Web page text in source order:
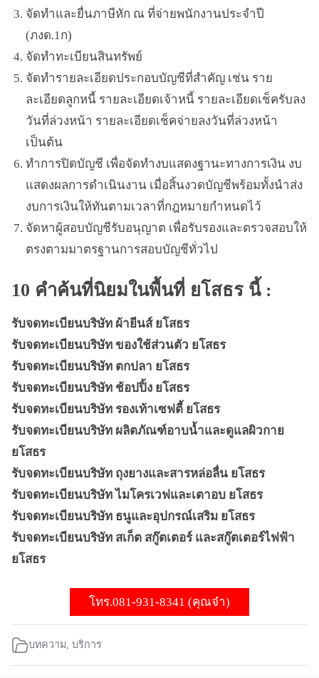
จัดทำและยื่นภาษีหัก ณ ที่จ่ายพนักงานประจำปี
(ภงด.1ก)
จัดทำทะเบียนสินทรัพย์
จัดทำรายละเอียดประกอบบัญชีที่สำคัญ เช่น ราย
ละเอียดลูกหนี้ รายละเอียดเจ้าหนี้ รายละเอียดเช็ครับลง
วันที่ล่วงหน้า รายละเอียดเช็คจ่ายลงวันที่ล่วงหน้า
เป็นต้น
ทำการปิดบัญชี เพื่อจัดทำงบแสดงฐานะทางการเงิน งบ
แสดงผลการดำเนินงาน เมื่อสิ้นงวดบัญชีพร้อมทั้งนำส่ง
งบการเงินให้ทันตามเวลาที่กฎหมายกำหนดไว้
จัดหาผู้สอบบัญชีรับอนุญาต เพื่อรับรองและตรวจสอบให้
ตรงตามมาตรฐานการสอบบัญชีทั่วไป
10 คำค้นที่นิยมในพื้นที่ ยโสธร นี้ :
รับจดทะเบียนบริษัท ผ้ายีนส์ ยโสธร
รับจดทะเบียนบริษัท ของใช้ส่วนตัว ยโสธร
รับจดทะเบียนบริษัท ตกปลา ยโสธร
รับจดทะเบียนบริษัท ช้อปปิ้ง ยโสธร
รับจดทะเบียนบริษัท รองเท้าเซฟตี้ ยโสธร
รับจดทะเบียนบริษัท ผลิตภัณฑ์อาบน้ำและดูแลผิวกาย
ยโสธร
รับจดทะเบียนบริษัท ถุงยางและสารหล่อลื่น ยโสธร
รับจดทะเบียนบริษัท ไมโครเวฟและเตาอบ ยโสธร
รับจดทะเบียนบริษัท ธนูและอุปกรณ์เสริม ยโสธร
รับจดทะเบียนบริษัท สเก็ต สกู๊ตเตอร์ และสกู๊ตเตอร์ไฟฟ้า
ยโสธร
โทร.081-931-8341 (คุณจ๋า)
บทความ, บริการ